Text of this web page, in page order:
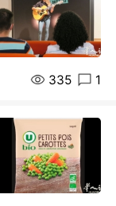
335 1